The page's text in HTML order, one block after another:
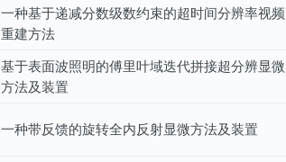
一种基于递减分数级数约束的超时间分辨率视频
重建方法
基于表面波照明的傅里叶域迭代拼接超分辨显微
方法及装置
一种带反馈的旋转全内反射显微方法及装置